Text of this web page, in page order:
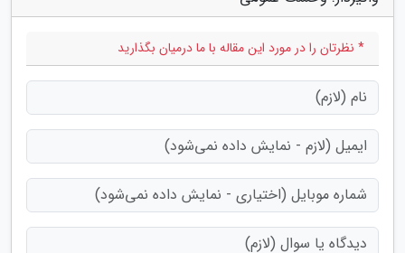
* نظرتان را در مورد این مقاله با ما درمیان بگذارید